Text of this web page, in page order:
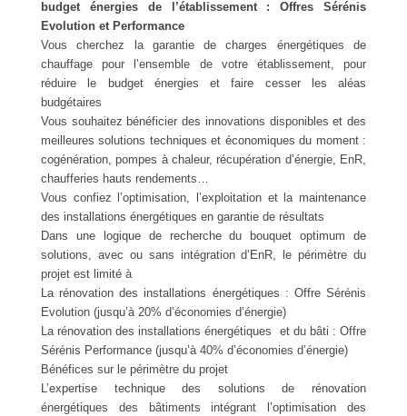
budget énergies de l’établissement : Offres Sérénis
Evolution et Performance
Vous cherchez la garantie de charges énergétiques de
chauffage pour l’ensemble de votre établissement, pour
réduire le budget énergies et faire cesser les aléas
budgétaires
Vous souhaitez bénéficier des innovations disponibles et des
meilleures solutions techniques et économiques du moment :
cogénération, pompes à chaleur, récupération d’énergie, EnR,
chaufferies hauts rendements…
Vous confiez l’optimisation, l’exploitation et la maintenance
des installations énergétiques en garantie de résultats
Dans une logique de recherche du bouquet optimum de
solutions, avec ou sans intégration d’EnR, le périmètre du
projet est limité à
La rénovation des installations énergétiques : Offre Sérénis
Evolution (jusqu’à 20% d’économies d’énergie)
La rénovation des installations énergétiques et du bâti : Offre
Sérénis Performance (jusqu’à 40% d’économies d’énergie)
Bénéfices sur le périmètre du projet
L’expertise technique des solutions de rénovation
énergétiques des bâtiments intégrant l’optimisation des